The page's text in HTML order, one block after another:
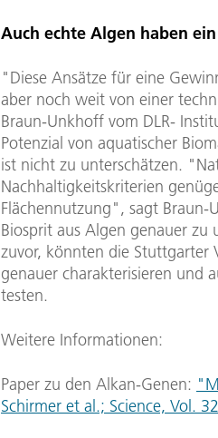
Auch echte Algen haben
"Diese Ansätze für eine
aber noch weit von einer
Braun-Unkhoff vom DLR-
Potenzial von aquatischer
ist nicht zu unterschätzen.
Nachhaltigkeitskriterien
Flächennutzung", sagt
Biosprit aus Algen genauer
zuvor, könnten die Stuttgarter
genauer charakterisieren und
testen.
Weitere Informationen:
Paper zu den Alkan-Genen:
Schirmer et al.; Science, Vol.